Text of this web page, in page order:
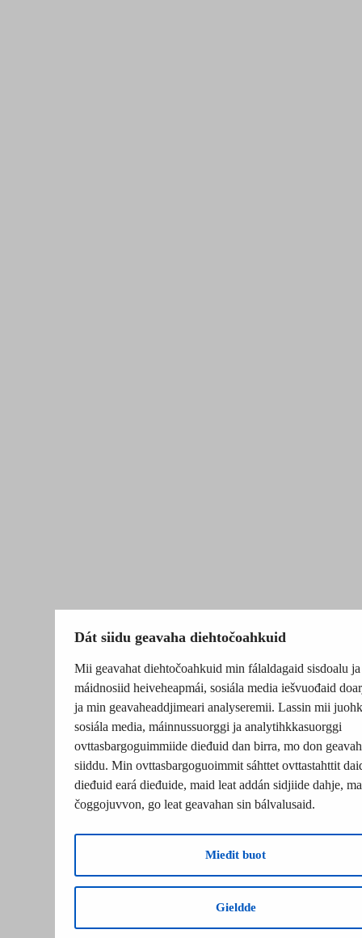
Dát siidu geavaha diehtočoahkuid
Mii geavahat diehtočoahkuid min fálaldagaid sisdoalu ja
máidnosiid heiveheapmái, sosiála media iešvuođaid
ja min geavaheaddjimeari analyseremii. Lassin mii
sosiála media, máinnussuorggi ja analytihkkasuorggi
ovttasbargoguimmiide dieđuid dan birra, mo don
siiddu. Min ovttasbargoguoimmit sáhttet ovttastahttit
dieđuid eará dieđuide, maid leat addán sidjiide dahje,
čoggojuvvon, go leat geavahan sin bálvalusaid.
Mieđit buot
Gieldde